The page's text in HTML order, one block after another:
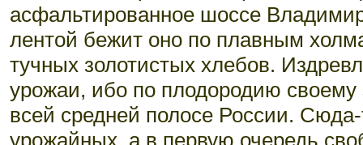
асфальтированное шоссе
лентой бежит оно по плавным
тучных золотистых хлебов.
урожаи, ибо по плодородию своему
всей средней полосе России.
урожайных, а в первую очередь